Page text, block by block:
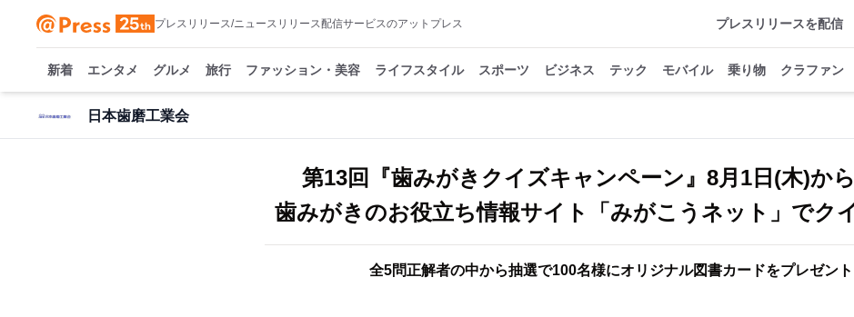
プレスリリース/ニュースリリース配信サービスのアットプレス プレスリリースを配信
新着 エンタメ グルメ 旅行 ファッション・美容 ライフスタイル スポーツ ビジネス テック モバイル 乗り物 クラファン
日本歯磨工業会
第13回『歯みがきクイズキャンペーン』8月1日(木)から
歯みがきのお役立ち情報サイト「みがこうネット」でク
全5問正解者の中から抽選で100名様にオリジナル図書カードをプレゼント